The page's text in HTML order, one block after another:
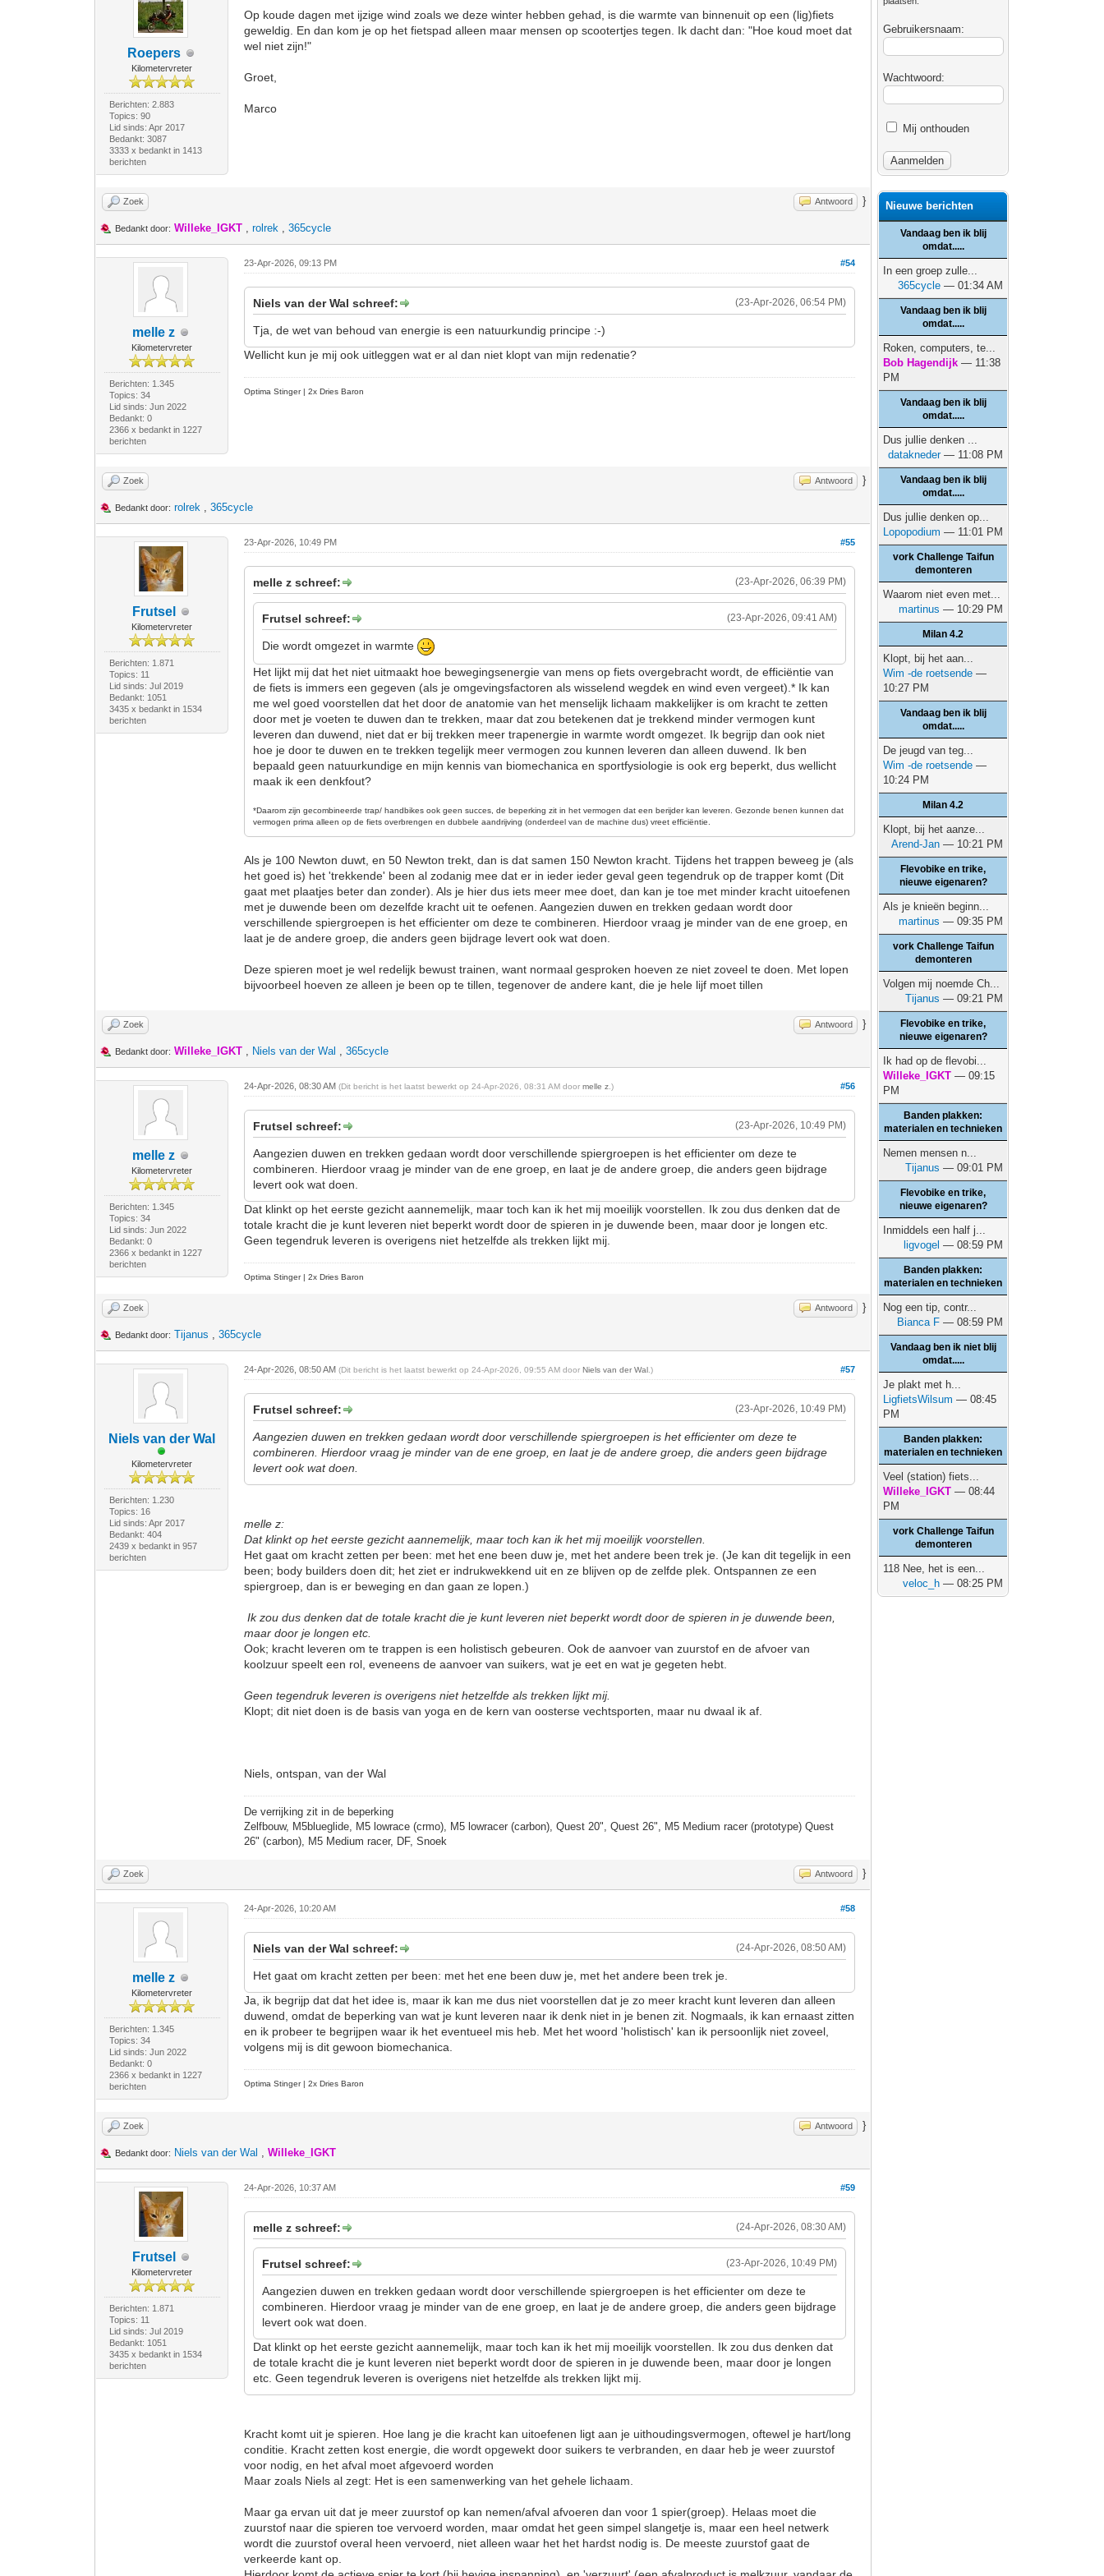
Roepers
Kilometervreter
Berichten: 2.883
Topics: 90
Lid sinds: Apr 2017
Bedankt: 3087
3333 x bedankt in 1413
berichten
Op koude dagen met ijzige wind zoals we deze winter hebben gehad, is die warmte van binnenuit op een (lig)fiets
geweldig. En dan kom je op het fietspad alleen maar mensen op scootertjes tegen. Ik dacht dan: "Hoe koud moet dat
wel niet zijn!"
Groet,
Marco
Zoek Antwoord }
Bedankt door: Willeke_IGKT ,rolrek ,365cycle
melle z
Kilometervreter
Berichten: 1.345
Topics: 34
Lid sinds: Jun 2022
Bedankt: 0
2366 x bedankt in 1227
berichten
#54
23-Apr-2026, 09:13 PM
(23-Apr-2026, 06:54 PM)
Niels van der Wal schreef:
Tja, de wet van behoud van energie is een natuurkundig principe :-)
Wellicht kun je mij ook uitleggen wat er al dan niet klopt van mijn redenatie?
Optima Stinger |2x Dries Baron
Zoek Antwoord }
Bedankt door: rolrek ,365cycle
Frutsel
Kilometervreter
Berichten: 1.871
Topics: 11
Lid sinds: Jul 2019
Bedankt: 1051
3435 x bedankt in 1534
berichten
#55
23-Apr-2026, 10:49 PM
(23-Apr-2026, 06:39 PM)
melle z schreef:
(23-Apr-2026, 09:41 AM)
Frutsel schreef:
Die wordt omgezet in warmte
Het lijkt mij dat het niet uitmaakt hoe bewegingsenergie van mens op fiets overgebracht wordt, de efficiëntie van
de fiets is immers een gegeven (als je omgevingsfactoren als wisselend wegdek en wind even vergeet).* Ik kan
me wel goed voorstellen dat het door de anatomie van het menselijk lichaam makkelijker is om kracht te zetten
door met je voeten te duwen dan te trekken, maar dat zou betekenen dat je trekkend minder vermogen kunt
leveren dan duwend, niet dat er bij trekken meer trapenergie in warmte wordt omgezet. Ik begrijp dan ook niet
hoe je door te duwen en te trekken tegelijk meer vermogen zou kunnen leveren dan alleen duwend. Ik ben
bepaald geen natuurkundige en mijn kennis van biomechanica en sportfysiologie is ook erg beperkt, dus wellicht
maak ik een denkfout?
*Daarom zijn gecombineerde trap/ handbikes ook geen succes, de beperking zit in het vermogen dat een berijder kan leveren. Gezonde benen kunnen dat
vermogen prima alleen op de fiets overbrengen en dubbele aandrijving (onderdeel van de machine dus) vreet efficiëntie
Als je 100 Newton duwt, en 50 Newton trekt, dan is dat samen 150 Newton kracht. Tijdens het trappen beweeg je (als
het goed is) het 'trekkende' been al zodanig mee dat er in ieder ieder geval geen tegendruk op de trapper komt (Dit
gaat met plaatjes beter dan zonder). Als je hier dus iets meer mee doet, dan kan je toe met minder kracht uitoefenen
met je duwende been om dezelfde kracht uit te oefenen. Aangezien duwen en trekken gedaan wordt door
verschillende spiergroepen is het efficienter om deze te combineren. Hierdoor vraag je minder van de ene groep, en
laat je de andere groep, die anders geen bijdrage levert ook wat doen.
Deze spieren moet je wel redelijk bewust trainen, want normaal gesproken hoeven ze niet zoveel te doen. Met lopen
bijvoorbeel hoeven ze alleen je been op te tillen, tegenover de andere kant, die je hele lijf moet tillen
Zoek Antwoord }
Bedankt door: Willeke_IGKT , Niels van der Wal ,365cycle
melle z
Kilometervreter
Berichten: 1.345
Topics: 34
Lid sinds: Jun 2022
Bedankt: 0
2366 x bedankt in 1227
berichten
#56
24-Apr-2026, 08:30 AM(Dit bericht is het laatst bewerkt op 24-Apr-2026, 08:31 AM doormelle z .)
(23-Apr-2026, 10:49 PM)
Frutsel schreef:
Aangezien duwen en trekken gedaan wordt door verschillende spiergroepen is het efficienter om deze te
combineren. Hierdoor vraag je minder van de ene groep, en laat je de andere groep, die anders geen bijdrage
levert ook wat doen.
Dat klinkt op het eerste gezicht aannemelijk, maar toch kan ik het mij moeilijk voorstellen. Ik zou dus denken dat de
totale kracht die je kunt leveren niet beperkt wordt door de spieren in je duwende been, maar door je longen etc.
Geen tegendruk leveren is overigens niet hetzelfde als trekken lijkt mij.
Optima Stinger |2x Dries Baron
Zoek Antwoord }
Bedankt door: Tijanus ,365cycle
Niels van der Wal
Kilometervreter
Berichten: 1.230
Topics: 16
Lid sinds: Apr 2017
Bedankt: 404
2439 x bedankt in 957
berichten
#57
24-Apr-2026, 08:50 AM(Dit bericht is het laatst bewerkt op 24-Apr-2026, 09:55 AM doorNiels van der Wal .)
(23-Apr-2026, 10:49 PM)
Frutsel schreef:
Aangezien duwen en trekken gedaan wordt door verschillende spiergroepen is het efficienter om deze te
combineren. Hierdoor vraag je minder van de ene groep, en laat je de andere groep, die anders geen bijdrage
levert ook wat doen.
melle z:
Dat klinkt op het eerste gezicht aannemelijk, maar toch kan ik het mij moeilijk voorstellen.
Het gaat om kracht zetten per been: met het ene been duw je, met het andere been trek je. (Je kan dit tegelijk in een
been; body builders doen dit; het ziet er indrukwekkend uit en ze blijven op de zelfde plek. Ontspannen ze een
spiergroep, dan is er beweging en dan gaan ze lopen.)
Ik zou dus denken dat de totale kracht die je kunt leveren niet beperkt wordt door de spieren in je duwende been,
maar door je longen etc.
Ook; kracht leveren om te trappen is een holistisch gebeuren. Ook de aanvoer van zuurstof en de afvoer van
koolzuur speelt een rol, eveneens de aanvoer van suikers, wat je eet en wat je gegeten hebt.
Geen tegendruk leveren is overigens niet hetzelfde als trekken lijkt mij.
Klopt; dit niet doen is de basis van yoga en de kern van oosterse vechtsporten, maar nu dwaal ik af.
Niels, ontspan, van der Wal
De verrijking zit in de beperking
Zelfbouw, M5blueglide, M5 lowrace (crmo), M5 lowracer (carbon), Quest 20", Quest 26", M5 Medium racer (prototype) Quest
26" (carbon), M5 Medium racer, DF, Snoek
Zoek Antwoord }
melle z
Kilometervreter
Berichten: 1.345
Topics: 34
Lid sinds: Jun 2022
Bedankt: 0
2366 x bedankt in 1227
berichten
#58
24-Apr-2026, 10:20 AM
(24-Apr-2026, 08:50 AM)
Niels van der Wal schreef:
Het gaat om kracht zetten per been: met het ene been duw je, met het andere been trek je.
Ja, ik begrijp dat dat het idee is, maar ik kan me dus niet voorstellen dat je zo meer kracht kunt leveren dan alleen
duwend, omdat de beperking van wat je kunt leveren naar ik denk niet in je benen zit. Nogmaals, ik kan ernaast zitten
en ik probeer te begrijpen waar ik het eventueel mis heb. Met het woord 'holistisch' kan ik persoonlijk niet zoveel,
volgens mij is dit gewoon biomechanica.
Optima Stinger |2x Dries Baron
Zoek Antwoord }
Bedankt door: Niels van der Wal ,Willeke_IGKT
Frutsel
Kilometervreter
Berichten: 1.871
Topics: 11
Lid sinds: Jul 2019
Bedankt: 1051
3435 x bedankt in 1534
berichten
#59
24-Apr-2026, 10:37 AM
(24-Apr-2026, 08:30 AM)
melle z schreef:
(23-Apr-2026, 10:49 PM)
Frutsel schreef:
Aangezien duwen en trekken gedaan wordt door verschillende spiergroepen is het efficienter om deze te
combineren. Hierdoor vraag je minder van de ene groep, en laat je de andere groep, die anders geen bijdrage
levert ook wat doen.
Dat klinkt op het eerste gezicht aannemelijk, maar toch kan ik het mij moeilijk voorstellen. Ik zou dus denken dat
de totale kracht die je kunt leveren niet beperkt wordt door de spieren in je duwende been, maar door je longen
etc. Geen tegendruk leveren is overigens niet hetzelfde als trekken lijkt mij.
Kracht komt uit je spieren. Hoe lang je die kracht kan uitoefenen ligt aan je uithoudingsvermogen, oftewel je hart/long
conditie. Kracht zetten kost energie, die wordt opgewekt door suikers te verbranden, en daar heb je weer zuurstof
voor nodig, en het afval moet afgevoerd worden
Maar zoals Niels al zegt: Het is een samenwerking van het gehele lichaam.
Maar ga ervan uit dat je meer zuurstof op kan nemen/afval afvoeren dan voor 1 spier(groep). Helaas moet die
zuurstof naar die spieren toe vervoerd worden, maar omdat het geen simpel slangetje is, maar een heel netwerk
wordt die zuurstof overal heen vervoerd, niet alleen waar het het hardst nodig is. De meeste zuurstof gaat de
verkeerde kant op.
Gebruikersnaam:
Wachtwoord:
Mij onthouden
Nieuwe berichten
Vandaag ben ik blij
omdat.....
In een groep zulle...
365cycle — 01:34 AM
Vandaag ben ik blij
omdat.....
Roken, computers, te...
Bob Hagendijk — 11:38
PM
Vandaag ben ik blij
omdat.....
Dus jullie denken ...
datakneder— 11:08 PM
Vandaag ben ik blij
omdat.....
Dus jullie denken op...
Lopopodium — 11:01 PM
vork Challenge Taifun
demonteren
Waarom niet even met...
martinus — 10:29 PM
Milan 4.2
Klopt, bij het aan...
Wim -de roetsende —
10:27 PM
Vandaag ben ik blij
omdat.....
De jeugd van teg...
Wim -de roetsende —
10:24 PM
Milan 4.2
Klopt, bij het aanze...
Arend-Jan — 10:21 PM
Flevobike en trike,
nieuwe eigenaren?
Als je knieën beginn...
martinus — 09:35 PM
vork Challenge Taifun
demonteren
Volgen mij noemde Ch...
Tijanus — 09:21 PM
Flevobike en trike,
nieuwe eigenaren?
Ik had op de flevobi...
Willeke_IGKT — 09:15
PM
Banden plakken:
materialen en technieken
Nemen mensen n...
Tijanus — 09:01 PM
Flevobike en trike,
nieuwe eigenaren?
Inmiddels een half j...
ligvogel — 08:59 PM
Banden plakken:
materialen en technieken
Nog een tip, contr...
Bianca F — 08:59 PM
Vandaag ben ik niet blij
omdat.....
Je plakt met h...
LigfietsWilsum — 08:45
PM
Banden plakken:
materialen en technieken
Veel (station) fiets...
Willeke_IGKT — 08:44
PM
vork Challenge Taifun
demonteren
118 Nee, het is een...
veloc_h — 08:25 PM